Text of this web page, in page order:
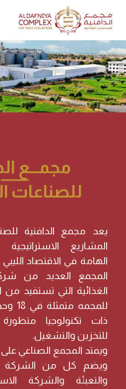
مجمـــع
للصناعات
يعد مجمع الدافنية
المشاريع الاستراتيجية
الهامة في الاقتصاد
المجمع العديد من
الغذائية التي تستفيد من
ذات تكنولوجيا
للتخزين والتشغيل.
ويضم كل من الشركة
والتعبئة والشركة